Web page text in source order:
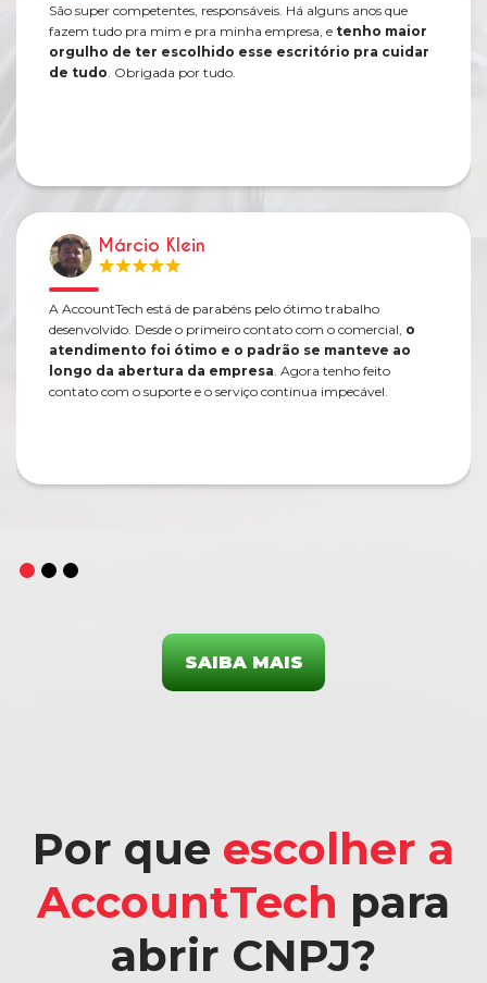
São super competentes, responsáveis. Há alguns anos que
fazem tudo pra mim e pra minha empresa, e tenho maior
orgulho de ter escolhido esse escritório pra cuidar
de tudo . Obrigada por tudo.
Márcio Klein
A AccountTech está de parabéns pelo ótimo trabalho
desenvolvido. Desde o primeiro contato com o comercial, o
atendimento foi ótimo e o padrão se manteve ao
longo da abertura da empresa . Agora tenho feito
contato com o suporte e o serviço continua impecável.
SAIBA MAIS
Por que escolher a
AccountTech para
abrir CNPJ?